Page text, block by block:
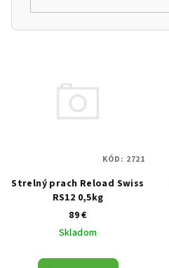
Strelný prach Reload Swiss
RS12 0,5kg
89 €
Skladom
KÓD: 2721